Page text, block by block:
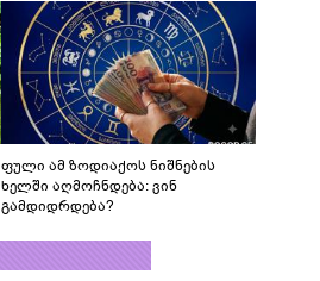
ფული ამ ზოდიაქოს ნიშნების
ხელში აღმოჩნდება: ვინ
გამდიდრდება?